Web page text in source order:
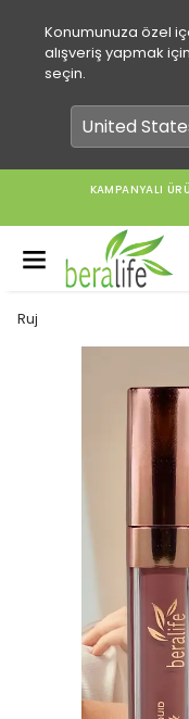
Konumunuza özel
alışveriş yapmak
seçin.
KAMPANYALI
Ruj